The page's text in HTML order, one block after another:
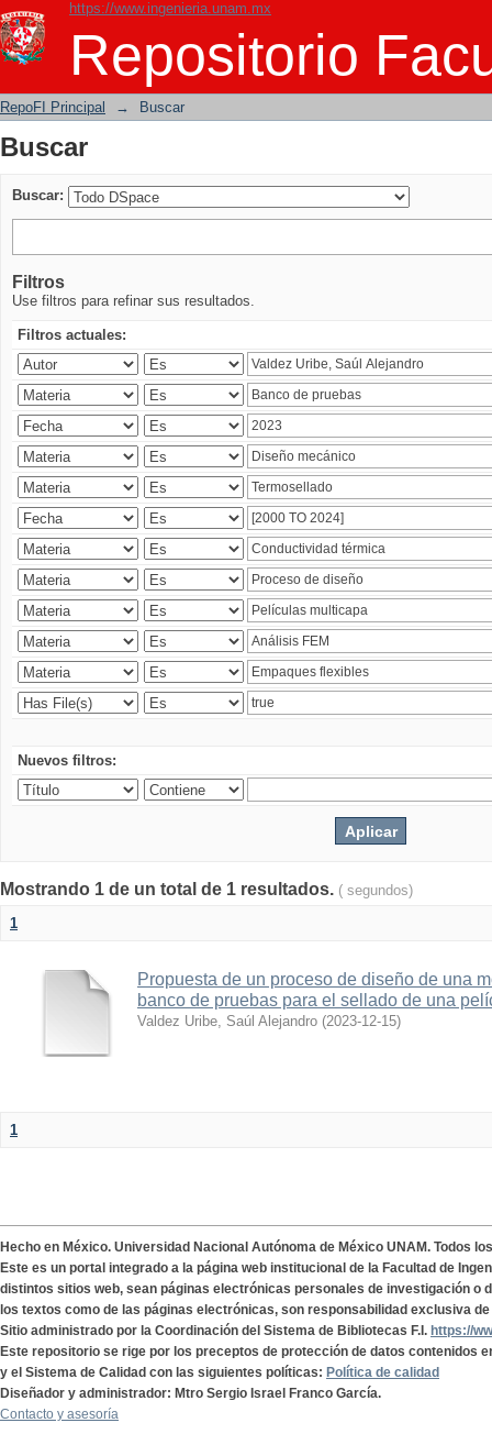
https://www.ingenieria.unam.mx
Repositorio
Buscar
RepoFI Principal → Buscar
Buscar
Buscar:
Filtros
Use filtros para refinar sus resultados.
Filtros actuales:
Nuevos filtros:
Mostrando 1 de un total de 1 resultados. ( segundos)
1
Propuesta de un proceso de diseño de una
banco de pruebas para el sellado de una
Valdez Uribe, Saúl Alejandro (2023-12-15)
1
Hecho en México. Universidad Nacional Autónoma de México UNAM. Todos
Este es un portal integrado a la página web institucional de la Facultad de
distintos sitios web, sean páginas electrónicas personales de investigación o
los textos como de las páginas electrónicas, son responsabilidad exclusiva
Sitio administrado por la Coordinación del Sistema de Bibliotecas F.I. https://
Este repositorio se rige por los preceptos de protección de datos contenidos
y el Sistema de Calidad con las siguientes políticas: Política de calidad
Diseñador y administrador: Mtro Sergio Israel Franco García.
Contacto y asesoría